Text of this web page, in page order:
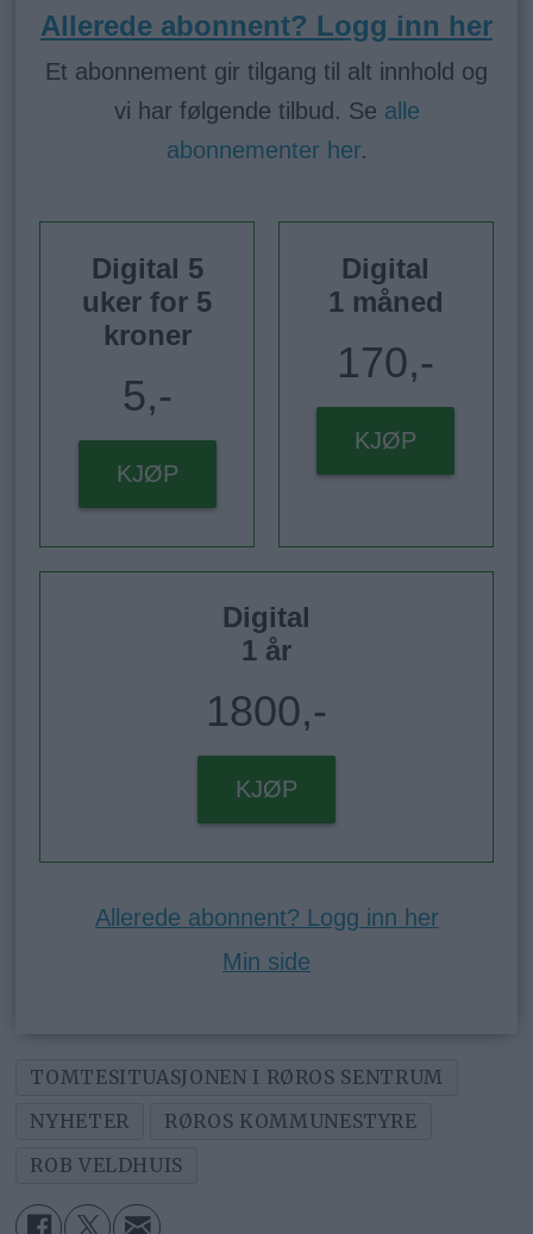
Allerede abonnent? Logg inn her
Et abonnement gir tilgang til alt innhold og
vi har følgende tilbud. Se alle
abonnementer her.
Digital 5
uker for 5
kroner
5,-
KJØP
Digital
1 måned
170,-
KJØP
Digital
1 år
1800,-
KJØP
Allerede abonnent? Logg inn her
Min side
TOMTESITUASJONEN I RØROS SENTRUM
NYHETER
RØROS KOMMUNESTYRE
ROB VELDHUIS